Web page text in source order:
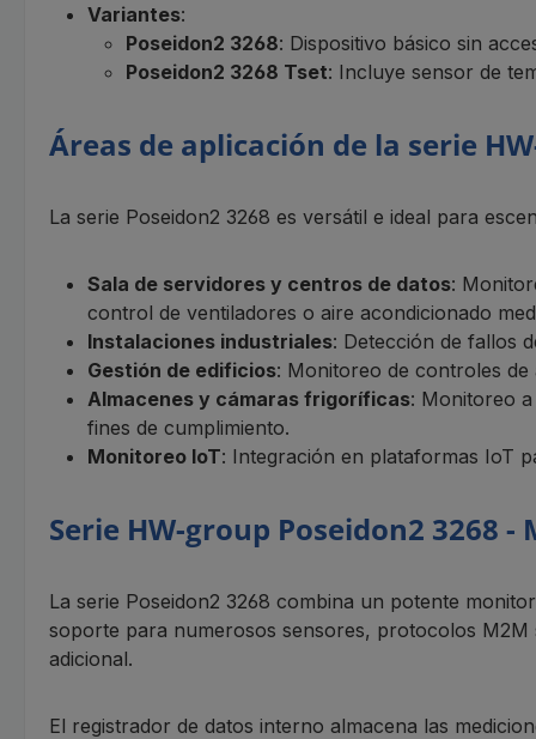
Variantes:
Poseidon2 3268: Dispositivo básico sin
Poseidon2 3268 Tset: Incluye sensor de
Áreas de aplicación de la serie
La serie Poseidon2 3268 es versátil e ideal para
Sala de servidores y centros de datos:
control de ventiladores o aire acondicionado
Instalaciones industriales: Detección de fallos
Gestión de edificios: Monitoreo de controles de
Almacenes y cámaras frigoríficas: Monitoreo
fines de cumplimiento.
Monitoreo IoT: Integración en plataformas IoT
Serie HW-group Poseidon2 3268
La serie Poseidon2 3268 combina un potente
soporte para numerosos sensores, protocolos
adicional.
El registrador de datos interno almacena las